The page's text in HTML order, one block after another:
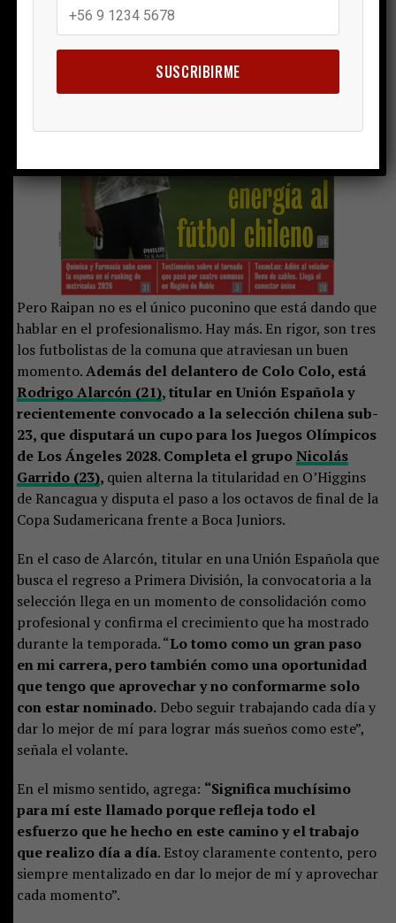
Pero Raipan no es el único puconino que está dando que
hablar en el profesionalismo. Hay más. En rigor, son tres
los futbolistas de la comuna que atraviesan un buen
momento.Además del delantero de Colo Colo, está
Rodrigo Alarcón (21), titular en Unión Española y
recientemente convocado a la selección chilena sub-
23, que disputará un cupo para los Juegos Olímpicos
de Los Ángeles 2028. Completa el grupoNicolás
Garrido (23), quien alterna la titularidad en O’Higgins
de Rancagua y disputa el paso a los octavos de final de la
Copa Sudamericana frente a Boca Juniors.
En el caso de Alarcón, titular en una Unión Española que
busca el regreso a Primera División, la convocatoria a la
selección llega en un momento de consolidación como
profesional y confirma el crecimiento que ha mostrado
durante la temporada. “Lo tomo como un gran paso
en mi carrera, pero también como una oportunidad
que tengo que aprovechar y no conformarme solo
con estar nominado.Debo seguir trabajando cada día y
dar lo mejor de mí para lograr más sueños como este”,
señala el volante.
En el mismo sentido, agrega: “Significa muchísimo
para mí este llamado porque refleja todo el
esfuerzo que he hecho en este camino y el trabajo
que realizo día a día. Estoy claramente contento, pero
siempre mentalizado en dar lo mejor de mí y aprovechar
cada momento”.
SUSCRIBIRME